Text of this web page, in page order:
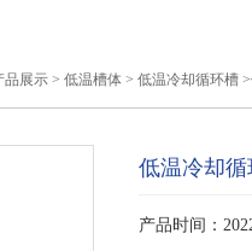
品展示 > 低温槽体 > 低温冷却循环槽
低温冷却循
产品时间：